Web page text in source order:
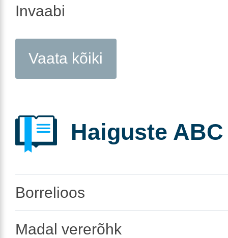
Invaabi
Vaata kõiki
Haiguste ABC
Borrelioos
Madal vererõhk